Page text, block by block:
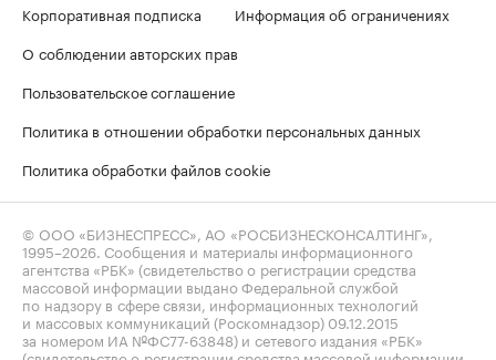
Корпоративная подписка
Информация об ограничениях
О соблюдении авторских прав
Пользовательское соглашение
Политика в отношении обработки персональных данных
Политика обработки файлов cookie
© ООО «БИЗНЕСПРЕСС», АО «РОСБИЗНЕСКОНСАЛТИНГ»,
1995–2026 . Сообщения и материалы информационного
агентства «РБК» (свидетельство о регистрации средства
массовой информации выдано Федеральной службой
по надзору в сфере связи, информационных технологий
и массовых коммуникаций (Роскомнадзор) 09.12.2015
за номером ИА №ФС77-63848) и сетевого издания «РБК»